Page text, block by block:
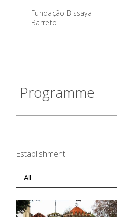
Fundação Bissaya
Barreto
Programme
Establishment